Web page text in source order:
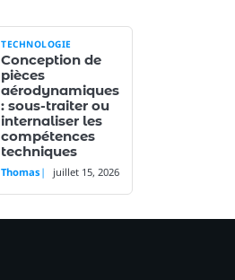
TECHNOLOGIE
Conception de
pièces
aérodynamiques
: sous-traiter ou
internaliser les
compétences
techniques
Thomas juillet 15, 2026